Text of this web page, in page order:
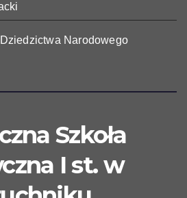
Narodowego
Szkoła
I st. w